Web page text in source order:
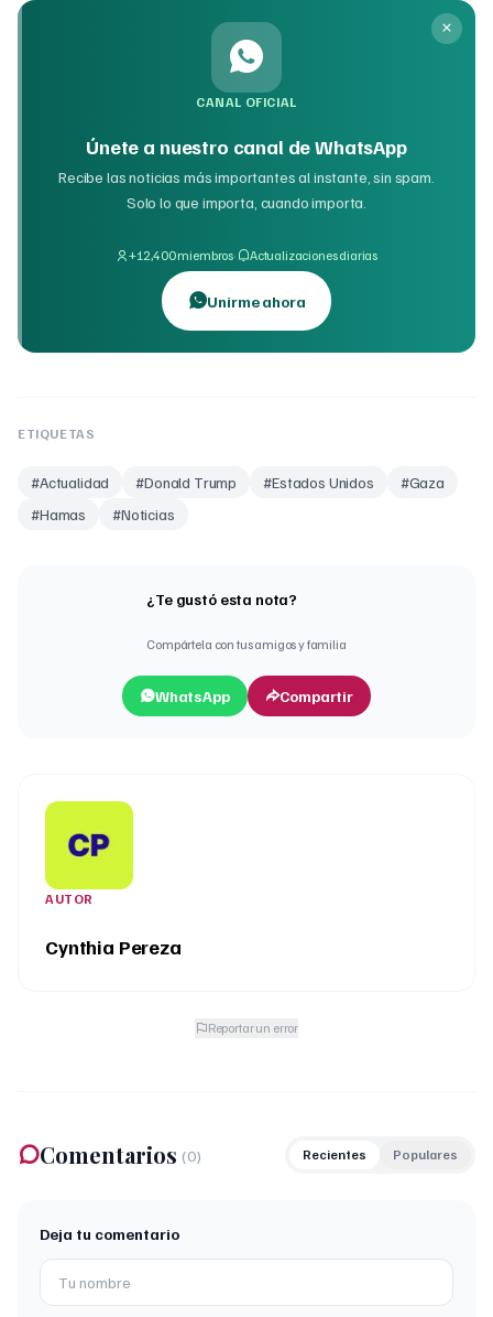
CANAL OFICIAL
Únete a nuestro canal de WhatsApp
Recibe las noticias más importantes al instante, sin spam.
Solo lo que importa, cuando importa.
+12,400 miembros· Actualizaciones diarias
Unirme ahora
ETIQUETAS
#Actualidad #Donald Trump #Estados Unidos #Gaza
#Hamas #Noticias
¿Te gustó esta nota?
Compártela con tus amigos y familia
WhatsApp Compartir
AUTOR
Cynthia Pereza
Reportar un error
Comentarios (0) Recientes Populares
Deja tu comentario